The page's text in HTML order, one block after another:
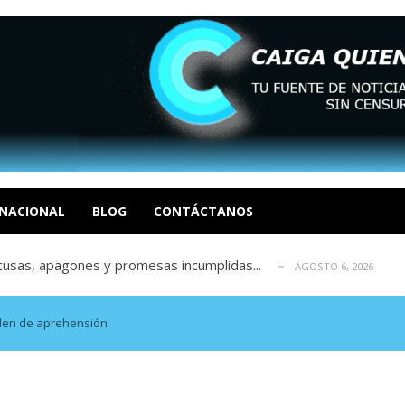
BLOG CONTÁCTANOS
de derechos humanos en el Minister...
un mercado impulsado por el auge de... AGOSTO 6, 2026
en La Guaira que hasta ahora no había ... AGOSTO 6, 2026
Por Dayana Cristina Duzoglou L.
apagones y promesas incumplidas...
de derechos humanos en el Minister... AGOSTO 6, 2026
un mercado impulsado por el auge de... AGOSTO 6, 2026
La Guaira que hasta ahora no había ...
Por Dayana Cristina Duzoglou L. AGOSTO 6, 2026
de aprehensión